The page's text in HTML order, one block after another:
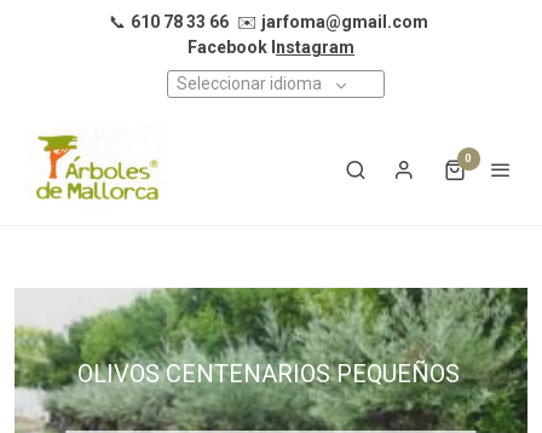
📞 610 78 33 66 ✉️ jarfoma@gmail.com
Facebook I nstagram
Seleccionar idioma
0
OLIVOS CENTENARIOS PEQUEÑOS